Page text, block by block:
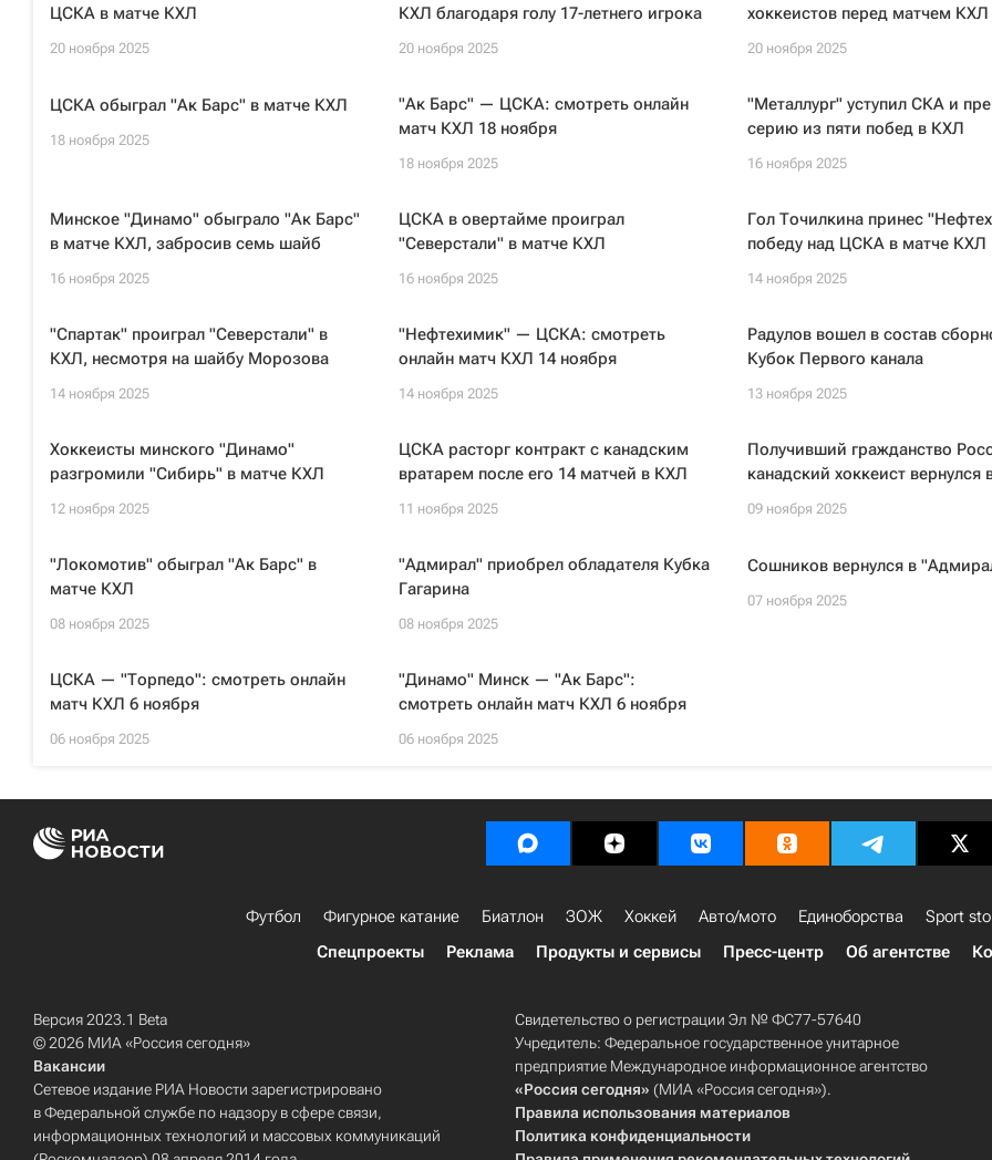
ЦСКА в матче КХЛ
20 ноября 2025
КХЛ благодаря голу 17-летнего игрока
20 ноября 2025
хоккеистов перед матчем КХЛ
20 ноября 2025
ЦСКА обыграл "Ак Барс" в матче КХЛ
18 ноября 2025
"Ак Барс" — ЦСКА: смотреть онлайн
матч КХЛ 18 ноября
18 ноября 2025
"Металлург" уступил СКА и
серию из пяти побед в КХЛ
16 ноября 2025
Минское "Динамо" обыграло "Ак Барс"
в матче КХЛ, забросив семь шайб
16 ноября 2025
ЦСКА в овертайме проиграл
"Северстали" в матче КХЛ
16 ноября 2025
Гол Точилкина принес
победу над ЦСКА в матче КХЛ
14 ноября 2025
"Спартак" проиграл "Северстали" в
КХЛ, несмотря на шайбу Морозова
14 ноября 2025
"Нефтехимик" — ЦСКА: смотреть
онлайн матч КХЛ 14 ноября
14 ноября 2025
Радулов вошел в состав
Кубок Первого канала
13 ноября 2025
Хоккеисты минского "Динамо"
разгромили "Сибирь" в матче КХЛ
12 ноября 2025
ЦСКА расторг контракт с канадским
вратарем после его 14 матчей в КХЛ
11 ноября 2025
Получивший гражданство
канадский хоккеист вернулся
09 ноября 2025
"Локомотив" обыграл "Ак Барс" в
матче КХЛ
08 ноября 2025
"Адмирал" приобрел обладателя Кубка
Гагарина
08 ноября 2025
Сошников вернулся в
07 ноября 2025
ЦСКА — "Торпедо": смотреть онлайн
матч КХЛ 6 ноября
06 ноября 2025
"Динамо" Минск — "Ак Барс":
смотреть онлайн матч КХЛ 6 ноября
06 ноября 2025
Футбол Фигурное катание Биатлон ЗОЖ Хоккей Авто/мото Единоборства Sport
Спецпроекты
Реклама Продукты и сервисы Пресс-центр Об агентстве
Версия 2023.1 Beta
© 2026 МИА «Россия сегодня»
Вакансии
Сетевое издание РИА Новости зарегистрировано
в Федеральной службе по надзору в сфере связи,
информационных технологий и массовых коммуникаций
Свидетельство о регистрации Эл № ФС77-57640
Учредитель: Федеральное государственное унитарное
предприятие Международное информационное агентство
«Россия сегодня» (МИА «Россия сегодня»).
Правила использования материалов
Политика конфиденциальности